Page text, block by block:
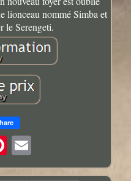
lionceau nommé Simba et
le Serengeti.